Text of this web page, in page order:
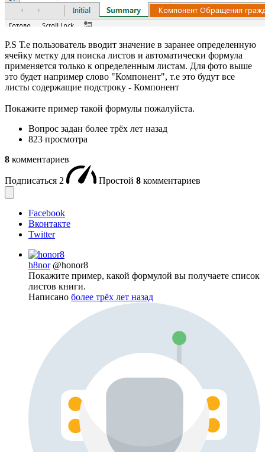
P.S Т.е пользователь вводит значение в заранее определенную
ячейку метку для поиска листов и автоматически формула
применяется только к определенным листам. Для фото выше
это будет например слово "Компонент", т.е это будут все
листы содержащие подстроку - Компонент
Покажите пример такой формулы пожалуйста.
Вопрос задан более трёх лет назад
823 просмотра
8 комментариев
Подписаться 2 Простой 8 комментариев
Facebook
Вконтакте
Twitter
h8nor @honor8
Покажите пример, какой формулой вы получаете список
листов книги.
Написано более трёх лет назад